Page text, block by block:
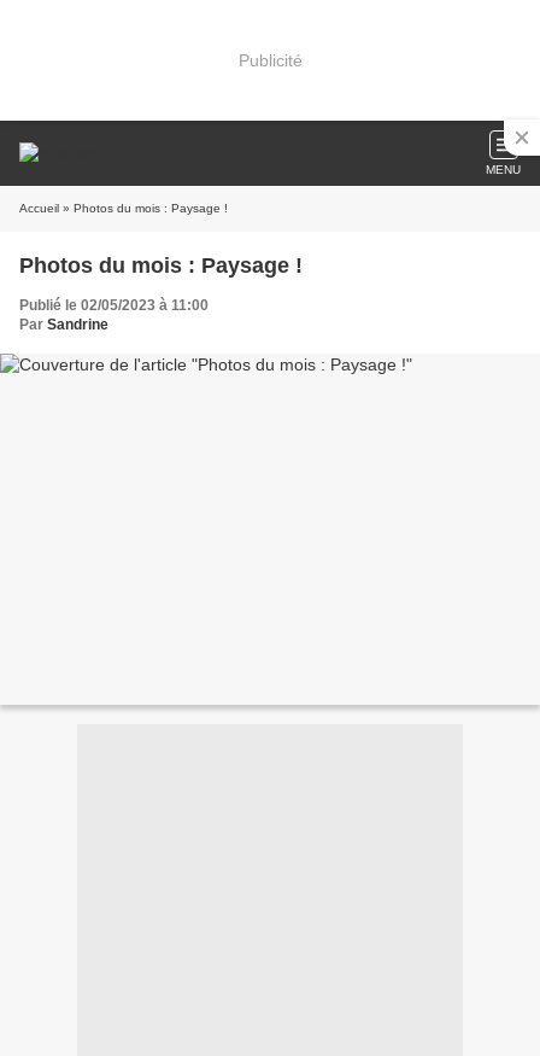
Publicité
MENU
Accueil » Photos du mois : Paysage !
Photos du mois : Paysage !
Publié le 02/05/2023 à 11:00
Par Sandrine